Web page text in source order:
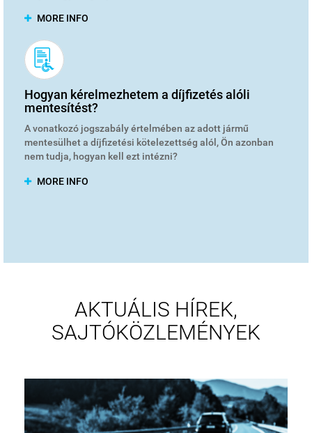
MORE INFO
Hogyan kérelmezhetem a díjfizetés alóli
mentesítést?
A vonatkozó jogszabály értelmében az adott jármű
mentesülhet a díjfizetési kötelezettség alól, Ön azonban
nem tudja, hogyan kell ezt intézni?
MORE INFO
AKTUÁLIS HÍREK,
SAJTÓKÖZLEMÉNYEK